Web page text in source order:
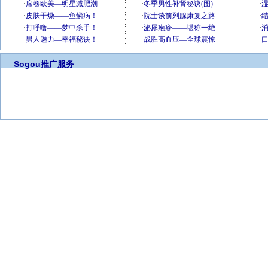
Sogou推广服务